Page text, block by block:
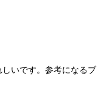
いです。参考になるブ